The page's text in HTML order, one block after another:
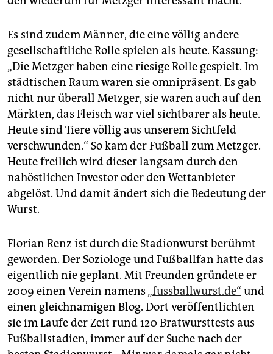
Es sind zudem Männer, die eine völlig andere
gesellschaftliche Rolle spielen als heute. Kassung:
„Die Metzger haben eine riesige Rolle gespielt. Im
städtischen Raum waren sie omnipräsent. Es gab
nicht nur überall Metzger, sie waren auch auf den
Märkten, das Fleisch war viel sichtbarer als heute.
Heute sind Tiere völlig aus unserem Sichtfeld
verschwunden.“ So kam der Fußball zum Metzger.
Heute freilich wird dieser langsam durch den
nahöstlichen Investor oder den Wettanbieter
abgelöst. Und damit ändert sich die Bedeutung der
Wurst.
Florian Renz ist durch die Stadionwurst berühmt
geworden. Der Soziologe und Fußballfan hatte das
eigentlich nie geplant. Mit Freunden gründete er
2009 einen Verein namens „fussballwurst.de“ und
einen gleichnamigen Blog. Dort veröffentlichten
sie im Laufe der Zeit rund 120 Bratwursttests aus
Fußballstadien, immer auf der Suche nach der